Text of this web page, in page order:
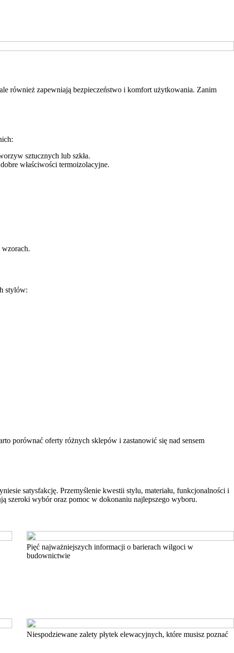
również zapewniają bezpieczeństwo i komfort użytkowania. Zanim
sztucznych lub szkła.
właściwości termoizolacyjne.
stylów:
porównać oferty różnych sklepów i zastanowić się nad sensem
satysfakcję. Przemyślenie kwestii stylu, materiału, funkcjonalności i
szeroki wybór oraz pomoc w dokonaniu najlepszego wyboru.
Pięć najważniejszych informacji o barierach wilgoci w
budownictwie
Niespodziewane zalety płytek elewacyjnych, które musisz poznać